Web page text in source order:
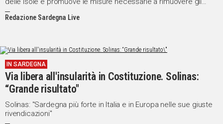
svantaggi derivanti dall'insularità”
Redazione Sardegna Live
IN SARDEGNA
Via libera all'insularità in Costituzione. Solinas:
“Grande risultato"
Solinas: "Sardegna più forte in Italia e in Europa nelle sue giuste
rivendicazioni"